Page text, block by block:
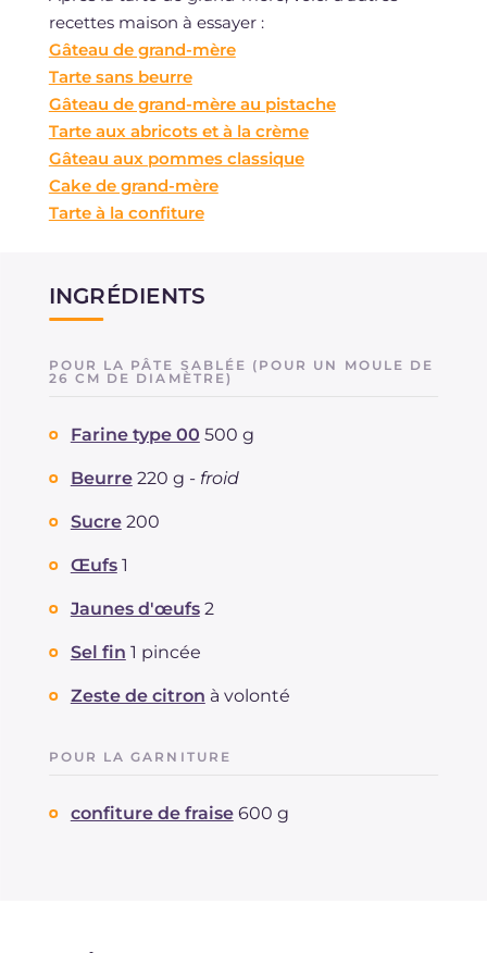
recettes maison à essayer :
Gâteau de grand-mère
Tarte sans beurre
Gâteau de grand-mère au pistache
Tarte aux abricots et à la crème
Gâteau aux pommes classique
Cake de grand-mère
Tarte à la confiture
INGRÉDIENTS
POUR LA PÂTE SABLÉE (POUR UN MOULE DE
26 CM DE DIAMÈTRE)
Farine type 00 500 g
Beurre 220 g - froid
Sucre 200
Œufs 1
Jaunes d'œufs 2
Sel fin 1 pincée
Zeste de citron à volonté
POUR LA GARNITURE
confiture de fraise 600 g